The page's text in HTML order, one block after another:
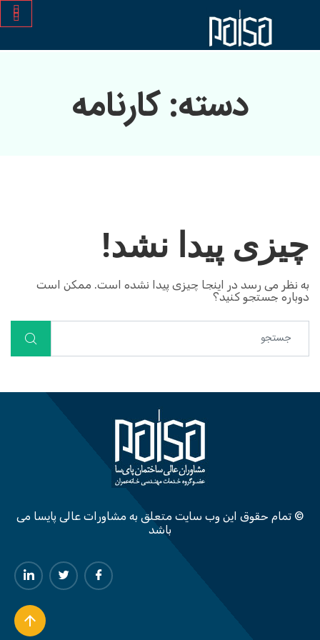
دسته:کارنامه
چیزی پیدا نشد!
به نظر می رسد در اینجا چیزی پیدا نشده است. ممکن است
دوباره جستجو کنید؟
© تمام حقوق این وب سایت متعلق به مشاورات عالی پایسا می
باشد